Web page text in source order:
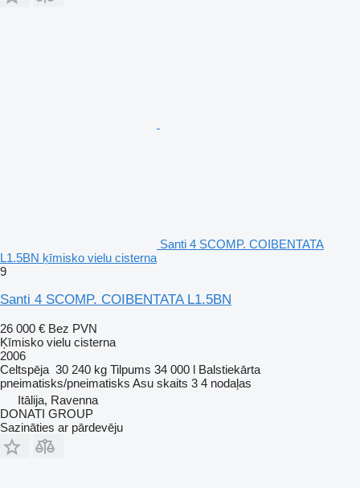
Santi 4 SCOMP. COIBENTATA
L1.5BN ķīmisko vielu cisterna
9
Santi 4 SCOMP. COIBENTATA L1.5BN
26 000 € Bez PVN
Ķīmisko vielu cisterna
2006
Celtspēja 30 240 kg Tilpums 34 000 l Balstiekārta
pneimatisks/pneimatisks Asu skaits 3 4 nodaļas
Itālija, Ravenna
DONATI GROUP
Sazināties ar pārdevēju